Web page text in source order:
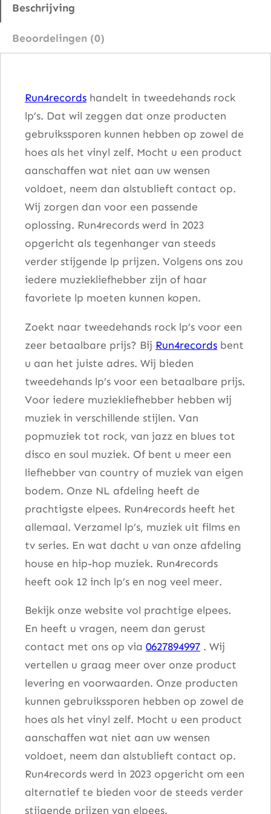
T
Beschrijving
Beoordelingen (0)
Run4records handelt in tweedehands rock
lp’s. Dat wil zeggen dat onze producten
gebruikssporen kunnen hebben op zowel de
hoes als het vinyl zelf. Mocht u een product
aanschaffen wat niet aan uw wensen
voldoet, neem dan alstublieft contact op.
Wij zorgen dan voor een passende
oplossing. Run4records werd in 2023
opgericht als tegenhanger van steeds
verder stijgende lp prijzen. Volgens ons zou
iedere muziekliefhebber zijn of haar
favoriete lp moeten kunnen kopen.
Zoekt naar tweedehands rock lp’s voor een
zeer betaalbare prijs? Bij Run4records bent
u aan het juiste adres. Wij bieden
tweedehands lp’s voor een betaalbare prijs.
Voor iedere muziekliefhebber hebben wij
muziek in verschillende stijlen. Van
popmuziek tot rock, van jazz en blues tot
disco en soul muziek. Of bent u meer een
liefhebber van country of muziek van eigen
bodem. Onze NL afdeling heeft de
prachtigste elpees. Run4records heeft het
allemaal. Verzamel lp’s, muziek uit films en
tv series. En wat dacht u van onze afdeling
house en hip-hop muziek. Run4records
heeft ook 12 inch lp’s en nog veel meer.
Bekijk onze website vol prachtige elpees.
En heeft u vragen, neem dan gerust
contact met ons op via 0627894997 . Wij
vertellen u graag meer over onze product
levering en voorwaarden. Onze producten
kunnen gebruikssporen hebben op zowel de
hoes als het vinyl zelf. Mocht u een product
aanschaffen wat niet aan uw wensen
voldoet, neem dan alstublieft contact op.
Run4records werd in 2023 opgericht om een
alternatief te bieden voor de steeds verder
stijgende prijzen van elpees.